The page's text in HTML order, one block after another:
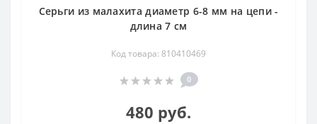
Серьги из малахита диаметр 6-8 мм на цепи -
длина 7 см
Код товара: 810410469
0
480 руб.